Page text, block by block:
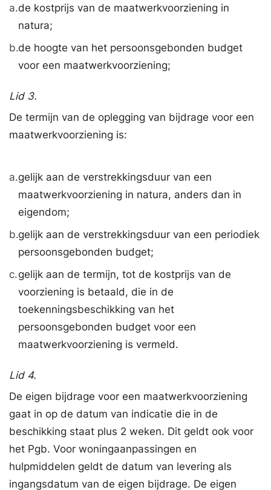
a.de kostprijs van de maatwerkvoorziening in
natura;
b.de hoogte van het persoonsgebonden budget
voor een maatwerkvoorziening;
Lid 3.
De termijn van de oplegging van bijdrage voor een
maatwerkvoorziening is:
a.gelijk aan de verstrekkingsduur van een
maatwerkvoorziening in natura, anders dan in
eigendom;
b.gelijk aan de verstrekkingsduur van een periodiek
persoonsgebonden budget;
c.gelijk aan de termijn, tot de kostprijs van de
voorziening is betaald, die in de
toekenningsbeschikking van het
persoonsgebonden budget voor een
maatwerkvoorziening is vermeld.
Lid 4.
De eigen bijdrage voor een maatwerkvoorziening
gaat in op de datum van indicatie die in de
beschikking staat plus 2 weken. Dit geldt ook voor
het Pgb. Voor woningaanpassingen en
hulpmiddelen geldt de datum van levering als
ingangsdatum van de eigen bijdrage. De eigen